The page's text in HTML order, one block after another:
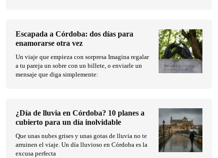
Escapada a Córdoba: dos días para
enamorarse otra vez
Un viaje que empieza con sorpresa Imagina regalar
a tu pareja un sobre con un billete, o enviarle un
mensaje que diga simplemente:
¿Día de lluvia en Córdoba? 10 planes a
cubierto para un día inolvidable
Que unas nubes grises y unas gotas de lluvia no te
arruinen el viaje. Un día lluvioso en Córdoba es la
excusa perfecta